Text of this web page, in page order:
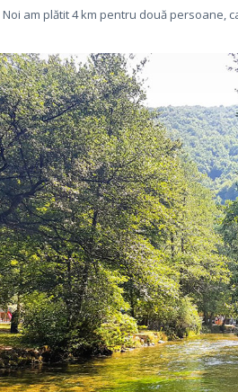
Noi am plătit 4 km pentru două persoane,